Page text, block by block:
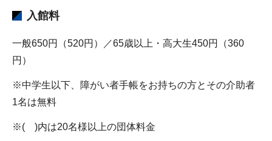
入館料
一般650円（520円）／65歳以上・高大生450円（360
円）
※中学生以下、障がい者手帳をお持ちの方とその介助者
1名は無料
※( )内は20名様以上の団体料金